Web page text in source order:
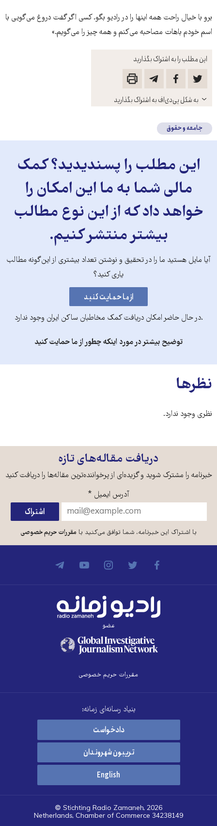
این مطلب را به اشتراک بگذارید
باز
کنید
به شکل پی‌دی‌اف به اشتراک بگذارید
برو با خیال راحت همه اینها را در رادیو بگو. کسی اگر گفت دروغ می‌گویی با
اسم خودم باهات مصاحبه می‌کنم و همه چیز را می‌گویم.»
جامعه و حقوق
این مطلب را پسندیدید؟ کمک
مالی شما به ما این امکان را
خواهد داد که از این نوع مطالب
بیشتر منتشر کنیم.
آیا مایل هستید ما را در تحقیق و نوشتن تعداد بیشتری از این‌گونه مطالب
یاری کنید؟
.در حال حاضر امکان دریافت کمک مخاطبان ساکن ایران وجود ندارد
توضیح بیشتر در مورد اینکه چطور از ما حمایت کنید
نظرها
نظری وجود ندارد.
دریافت مقاله‌های تازه
خبرنامه را مشترک شوید و گزیده‌ای از پرخواننده‌ترین مقاله‌ها را دریافت کنید
آدرس ایمیل *
با اشتراک این خبرنامه، شما توافق می‌کنید بامقررات حریم خصوصی
عضو
مقررات حریم خصوصی
بنیاد رسانه‌ای زمانه:
دادخواست
تریبون شهروندان
English
© Stichting Radio Zamaneh, 2026
Netherlands, Chamber of Commerce 34238149